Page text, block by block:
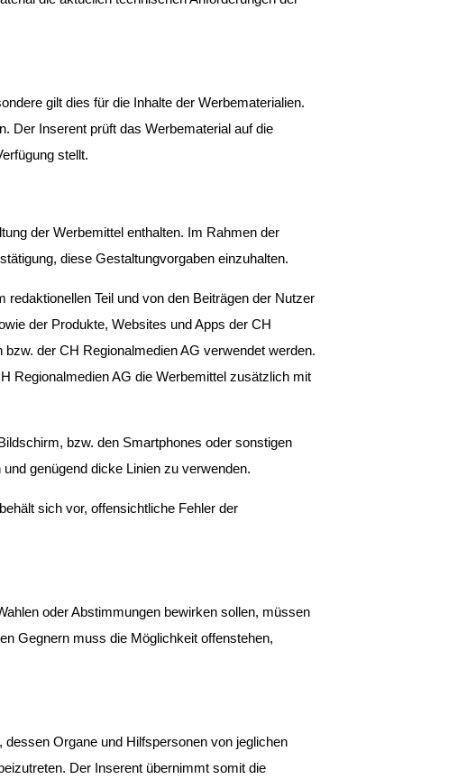
gilt dies für die Inhalte der Werbematerialien.
Der Inserent prüft das Werbematerial auf die
stellt.
der Werbemittel enthalten. Im Rahmen der
diese Gestaltungvorgaben einzuhalten.
Teil und von den Beiträgen der Nutzer
der Produkte, Websites und Apps der CH
der CH Regionalmedien AG verwendet werden.
Regionalmedien AG die Werbemittel zusätzlich mit
bzw. den Smartphones oder sonstigen
genügend dicke Linien zu verwenden.
sich vor, offensichtliche Fehler der
oder Abstimmungen bewirken sollen, müssen
Gegnern muss die Möglichkeit offenstehen,
Organe und Hilfspersonen von jeglichen
Der Inserent übernimmt somit die